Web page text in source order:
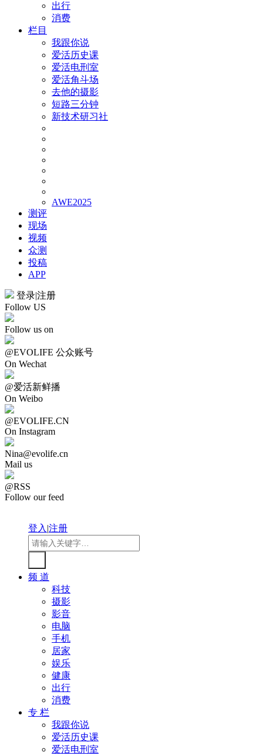
出行
消费
栏目
我跟你说
爱活历史课
爱活电刑室
爱活角斗场
去他的摄影
短路三分钟
新技术研习社
AWE2025
测评
现场
视频
众测
投稿
APP
登录|注册
Follow US
Follow us on
@EVOLIFE 公众账号
On Wechat
@爱活新鲜播
On Weibo
@EVOLIFE.CN
On Instagram
Nina@evolife.cn
Mail us
@RSS
Follow our feed
登入|注册
频 道
科技
摄影
影音
电脑
手机
居家
娱乐
健康
出行
消费
专 栏
我跟你说
爱活历史课
爱活电刑室